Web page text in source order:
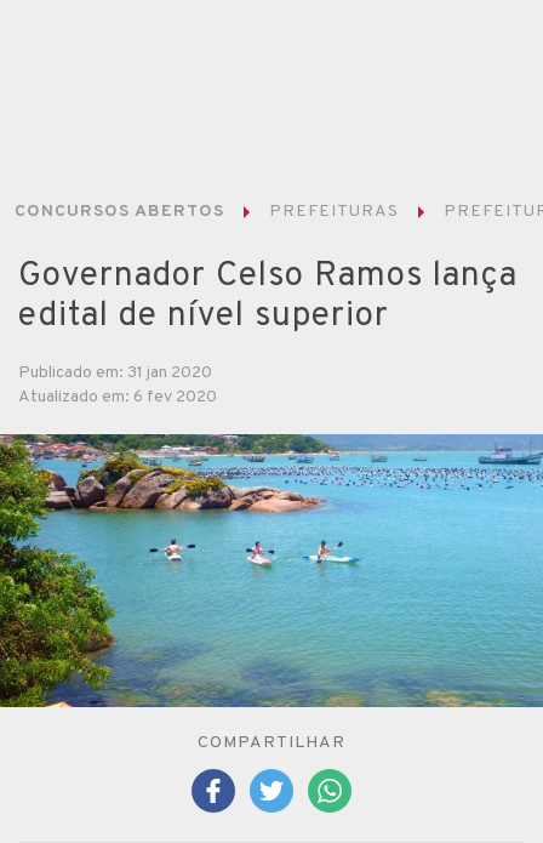
CONCURSOS ABERTOS PREFEITURAS
Governador Celso Ramos lança
edital de nível superior
Publicado em: 31 jan 2020
Atualizado em: 6 fev 2020
COMPARTILHAR